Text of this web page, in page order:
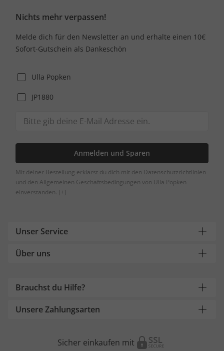
Nichts mehr verpassen!
Melde dich für den Newsletter an und erhalte einen 10€
Sofort-Gutschein als Dankeschön
Ulla Popken
JP1880
Anmelden und Sparen
Mit deiner Bestellung erklärst du dich mit den Datenschutzrichtlinien
und den Allgemeinen Geschäftsbedingungen von Ulla Popken
einverstanden. [+]
Unser Service
Über uns
Brauchst du Hilfe?
Unsere Zahlungsarten
Sicher einkaufen mit